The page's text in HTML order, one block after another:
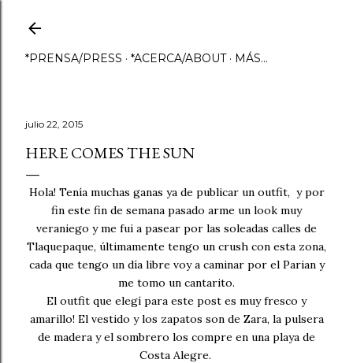
*PRENSA/PRESS *ACERCA/ABOUT MÁS…
julio 22, 2015
HERE COMES THE SUN
Hola! Tenía muchas ganas ya de publicar un outfit, y por
fin este fin de semana pasado arme un look muy
veraniego y me fui a pasear por las soleadas calles de
Tlaquepaque, últimamente tengo un crush con esta zona,
cada que tengo un día libre voy a caminar por el Parian y
me tomo un cantarito.
El outfit que elegí para este post es muy fresco y
amarillo! El vestido y los zapatos son de Zara, la pulsera
de madera y el sombrero los compre en una playa de
Costa Alegre.